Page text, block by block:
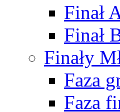
Finał
Finał
Finały
Faza
Faza